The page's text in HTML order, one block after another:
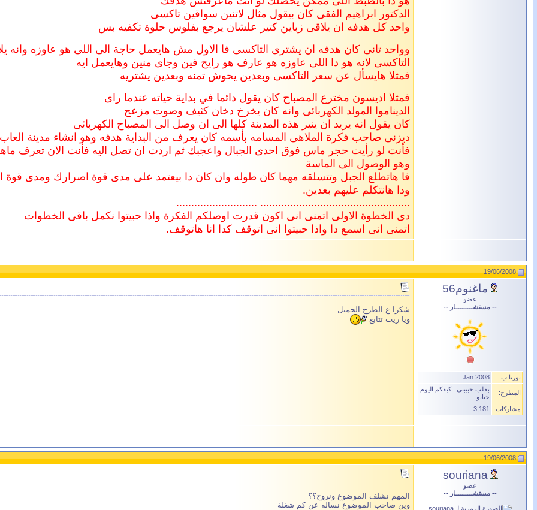
الدكتور ابراهيم الفقى كان بيقول مثال لاتنين سواقين تاكسى
واحد كل هدفه ان يلاقى زباين كتير علشان يرجع بفلوس حلوة تكفيه بس
وواحد تانى كان هدفه ان يشترى التاكسى فا الاول مش هايعمل حاجة الى اللى هو عاوزه وانه
التاكسى لانه هو دا اللى عاوزه هو عارف هو رايح فين وجاى منين وهايعمل ايه
فمثلا هايسأل عن سعر التاكسى وبعدين يحوش تمنه وبعدين يشتريه
فمثلا اديسون مخترع المصباح كان يقول دائما في بداية حياته عندما راى
الديناموا المولد الكهربائى وانه كان يخرخ دخان كثيف وصوت مزعج
كان يقول انه يريد ان ينير هذه المدينة كلها الى ان وصل الى المصباح الكهربائى
ديزنى صاحب فكرة الملاهى المسامه بأسمه كان يعرف من البداية هدفه وهو انشاء مدينة
فأنت لو رأيت حجر ماس فوق احدى الجبال واعجبك ثم اردت ان تصل اليه فأنت الان تعرف
وهو الوصول الى الماسة
فا هاتطلع الجبل وتتسلقه مهما كان طوله وان كان دا بيعتمد على مدى قوة اصرارك ومدى قوة
ودا هانتكلم عليهم بعدين.
.................................................. ...........................
دى الخطوة الاولى اتمنى انى اكون قدرت اوصلكم الفكرة واذا حبيتوا نكمل باقى الخطوات
اتمنى انى اسمع دا واذا حبيتوا انى اتوقف كدا انا هاتوقف.
19/06/2008
ماغنوم56
عضو
-- مستشــــــــــار --
نورنا ب: Jan 2008
المطرح:
بقلب حبيبتي ..كيفكم اليوم
حياتو
مشاركات:
3,181
شكرا ع الطرح الجميل
ويا ريت تتابع
19/06/2008
souriana
عضو
-- مستشــــــــــار --
المهم نشلف الموضوع ونروح؟؟
وين صاحب الموضوع نساله عن كم شغلة